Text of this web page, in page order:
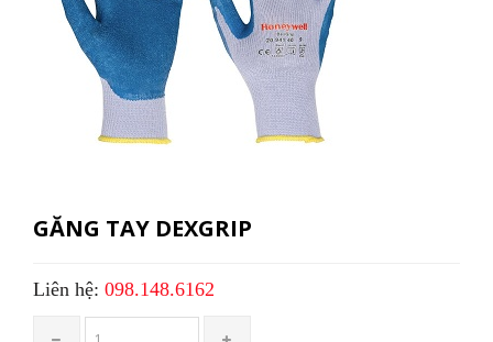
GĂNG TAY DEXGRIP
Liên hệ: 098.148.6162